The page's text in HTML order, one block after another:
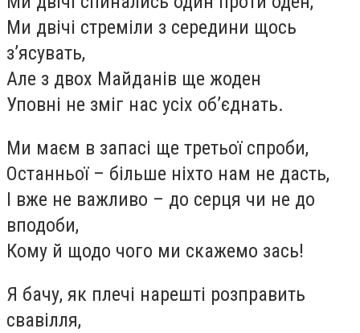
Ми двічі стреміли з середини щось
з’ясувать,
Але з двох Майданів ще жоден
Уповні не зміг нас усіх об’єднать.
Ми маєм в запасі ще третьої спроби,
Останньої – більше ніхто нам не дасть,
І вже не важливо – до серця чи не до
вподоби,
Кому й щодо чого ми скажемо зась!
Я бачу, як плечі нарешті розправить
свавілля,